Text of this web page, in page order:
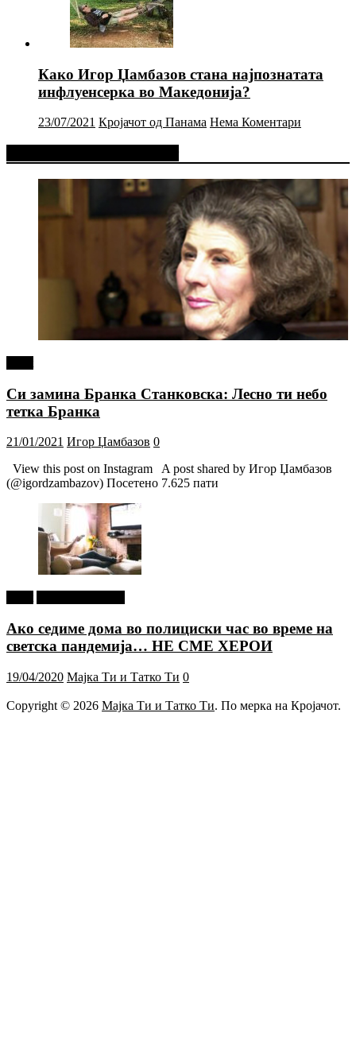
Како Игор Џамбазов стана најпознатата
инфлуенсерка во Македонија?
23/07/2021 Кројачот од Панама Нема Коментари
Си замина Бранка Станковска: Лесно ти небо
тетка Бранка
21/01/2021 Игор Џамбазов 0
View this post on Instagram A post shared by Игор Џамбазов
(@igordzambazov) Посетено 7.625 пати
Ако седиме дома во полициски час во време на
светска пандемија… НЕ СМЕ ХЕРОИ
19/04/2020 Мајка Ти и Татко Ти 0
Copyright © 2026 Мајка Ти и Татко Ти. По мерка на Кројачот.